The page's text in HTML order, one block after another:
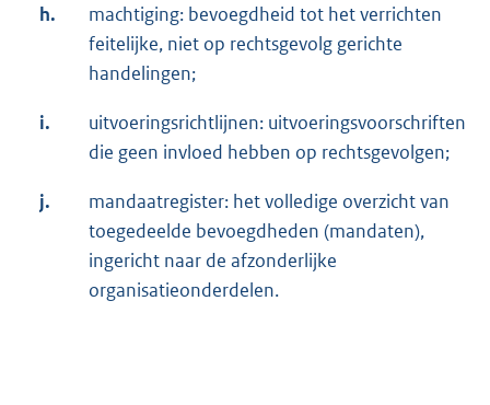
h.
machtiging: bevoegdheid tot het verrichten
feitelijke, niet op rechtsgevolg gerichte
handelingen;
i.
uitvoeringsrichtlijnen: uitvoeringsvoorschriften
die geen invloed hebben op rechtsgevolgen;
j.
mandaatregister: het volledige overzicht van
toegedeelde bevoegdheden (mandaten),
ingericht naar de afzonderlijke
organisatieonderdelen.